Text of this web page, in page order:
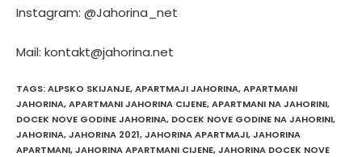
Instagram: @Jahorina_net
Mail: kontakt@jahorina.net
TAGS:ALPSKO SKIJANJE,APARTMAJI JAHORINA,APARTMANI
JAHORINA,APARTMANI JAHORINA CIJENE,APARTMANI NA JAHORINI,
DOCEK NOVE GODINE JAHORINA, DOCEK NOVE GODINE NA JAHORINI,
JAHORINA,JAHORINA 2021,JAHORINA APARTMAJI,JAHORINA
APARTMANI,JAHORINA APARTMANI CIJENE,JAHORINA DOCEK NOVE